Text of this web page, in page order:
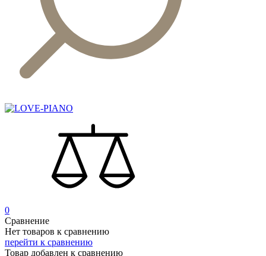
0
Сравнение
Нет товаров к сравнению
перейти к сравнению
Товар добавлен к сравнению